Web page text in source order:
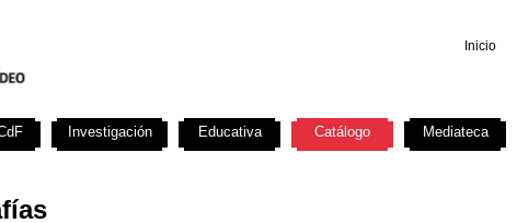
Inicio
Investigación Educativa Catálogo Mediateca